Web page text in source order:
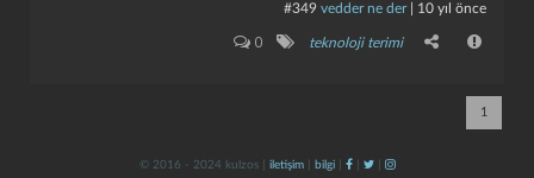
#349 vedder ne der| 10 yıl önce
0 teknoloji terimi
1
© 2016 - 2024 kulzos | iletişim| bilgi| | |